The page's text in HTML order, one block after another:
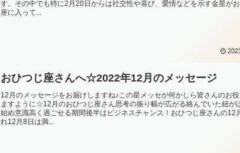
す。その中でも特に2月20日からは社交性や喜び、愛情などを示す金星が
座に入って...
おひつじ座さんへ☆2022年12月のメッセージ
12月のメッセージをお届けしますね♪この星メッセが何かしら皆さんのお
ますように☆12月のおひつじ座さん思考の振り幅が広がる絡んでいた紐が
始め意識高く過ごせる期間後半はビジネスチャンス！おひつじ座さんの12
れ12月8日は満...